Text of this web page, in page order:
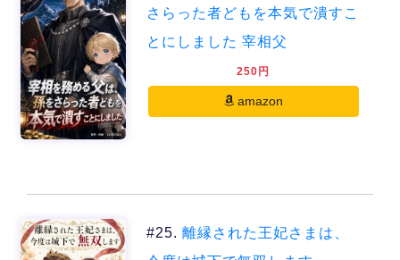
さらった者どもを本気で潰すこ
とにしました 宰相父
250円
amazon
#25.離縁された王妃さまは、